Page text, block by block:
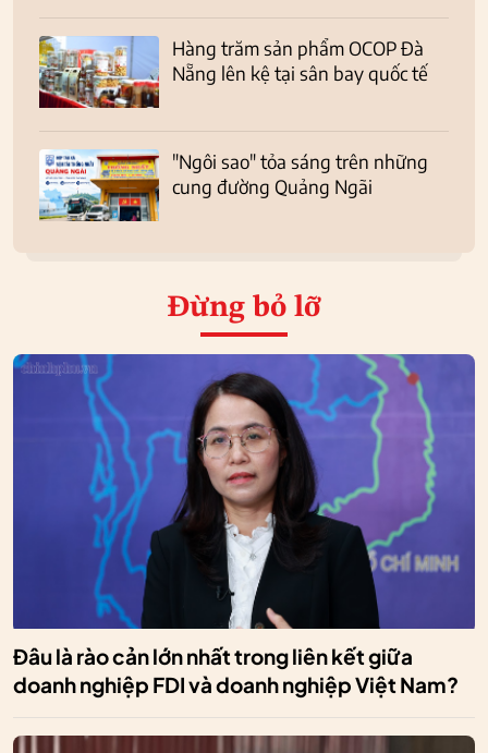
Hàng trăm sản phẩm OCOP Đà
Nẵng lên kệ tại sân bay quốc tế
"Ngôi sao" tỏa sáng trên những
cung đường Quảng Ngãi
Đừng bỏ lỡ
Đâu là rào cản lớn nhất trong liên kết giữa
doanh nghiệp FDI và doanh nghiệp Việt Nam?